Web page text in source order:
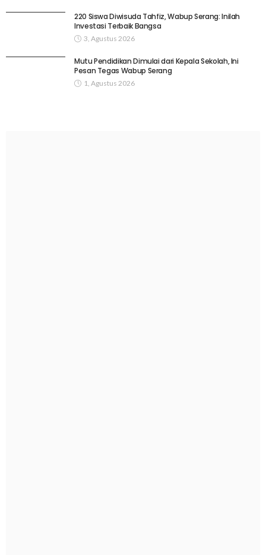
220 Siswa Diwisuda Tahfiz, Wabup Serang: Inilah
Investasi Terbaik Bangsa
3, Agustus 2026
Mutu Pendidikan Dimulai dari Kepala Sekolah, Ini
Pesan Tegas Wabup Serang
1, Agustus 2026